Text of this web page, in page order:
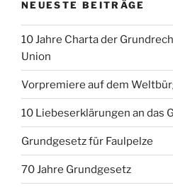
NEUESTE BEITRÄGE
10 Jahre Charta der
Union
Vorpremiere auf dem
10 Liebeserklärungen an das
Grundgesetz für Faulpelze
70 Jahre Grundgesetz